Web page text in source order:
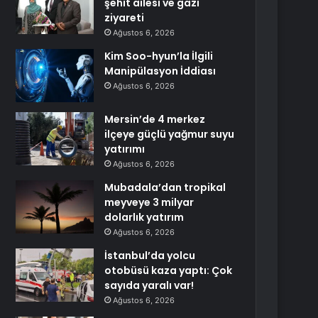
şehit ailesi ve gazi
ziyareti
Ağustos 6, 2026
Kim Soo-hyun’la İlgili
Manipülasyon İddiası
Ağustos 6, 2026
Mersin’de 4 merkez
ilçeye güçlü yağmur suyu
yatırımı
Ağustos 6, 2026
Mubadala’dan tropikal
meyveye 3 milyar
dolarlık yatırım
Ağustos 6, 2026
İstanbul’da yolcu
otobüsü kaza yaptı: Çok
sayıda yaralı var!
Ağustos 6, 2026